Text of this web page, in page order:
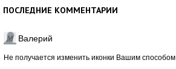
ПОСЛЕДНИЕ КОММЕНТАРИИ
Валерий
Не получается изменить иконки Вашим способом